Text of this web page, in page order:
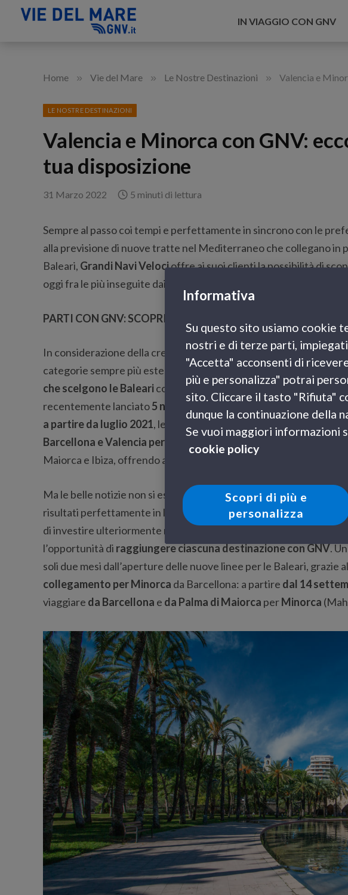
IN VIAGGIO CON GNV
Home » Vie del Mare » Le Nostre Destinazioni » Valencia e
LE NOSTRE DESTINAZIONI
Valencia e Minorca con GNV:
tua disposizione
31 Marzo 2022 5 minuti di lettura
Sempre al passo coi tempi e perfettamente in sincrono con le
alla previsione di nuove tratte nel Mediterraneo che collegano in
Baleari, Grandi Navi Velocioffre ai suoi clienti la possibilità di
oggi fra le più inseguite dai viaggiatori in cerca di bellezza e
PARTI CON GNV: SCOPRI VALENCIA E MINORCA
In considerazione della crescente fascinazione che queste isole
categorie sempre più estese di turisti e con l’intento di assicurare
che scelgono le Balearicome propria meta turistica, la compagnia
recentemente lanciato5 nuovi collegamenti da Barcellona e
a partire da luglio 2021, le nuove linee GNV prevedono partenze
Barcellona e Valencia per Palma di Maiorca e Ibiza
Maiorca e Ibiza, offrendo ai passeggeri la possibilità di acquistare
Ma le belle notizie non si esauriscono qui: forte del successo
risultati perfettamente in linea con le aspettative di mercato, la
di investire ulteriormente nei collegamenti con le Isole Baleari in
l’opportunità di raggiungere ciascuna destinazione con GNV.
soli due mesi dall’aperture delle nuove linee per le Baleari, grazie
collegamento per Minorca da Barcellona: a partire dal 14
viaggiare da Barcellona e da Palma di Maiorca perMinorca
Informativa
Su questo sito usiamo cookie
nostri e di terze parti,
"Accetta" acconsenti di
più e personalizza" potrai
sito. Cliccare il tasto "Rifiuta"
dunque la continuazione della
Se vuoi maggiori informazioni
cookie policy
Scopri di più e
personalizza